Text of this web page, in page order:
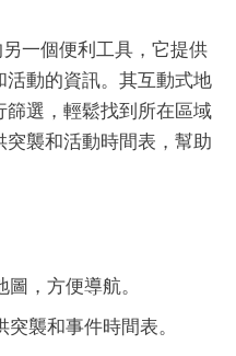
另一個便利工具，它提供
動的資訊。其互動式地
篩選，輕鬆找到所在區域
襲和活動時間表，幫助
，方便導航。
襲和事件時間表。